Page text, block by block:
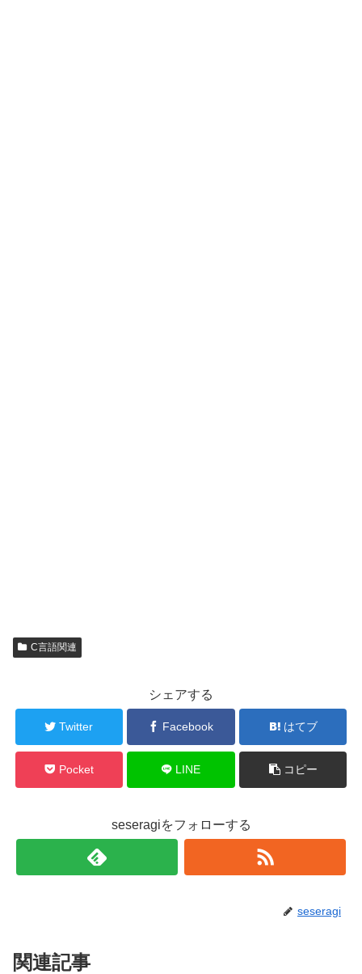
C言語関連
シェアする
Twitter Facebook はてブ
Pocket LINE コピー
seseragiをフォローする
seseragi
関連記事